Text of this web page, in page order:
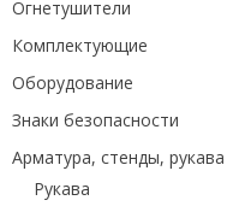
Огнетушители
Комплектующие
Оборудование
Знаки безопасности
Арматура, стенды, рукава
Рукава